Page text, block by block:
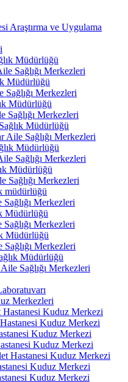
Araştırma ve Uygulama
Müdürlüğü
Sağlığı Merkezleri
Müdürlüğü
Merkezleri
Müdürlüğü
Sağlığı Merkezleri
Müdürlüğü
Aile Sağlığı Merkezleri
Müdürlüğü
Sağlığı Merkezleri
Müdürlüğü
Sağlığı Merkezleri
müdürlüğü
Merkezleri
Müdürlüğü
Merkezleri
Müdürlüğü
Merkezleri
Müdürlüğü
Sağlığı Merkezleri
Merkezleri
Kuduz Merkezi
Kuduz Merkezi
Kuduz Merkezi
Kuduz Merkezi
Hastanesi Kuduz Merkezi
Kuduz Merkezi
Kuduz Merkezi